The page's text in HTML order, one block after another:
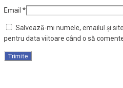
Email *
Salvează-mi numele, emailul și
pentru data viitoare când o să